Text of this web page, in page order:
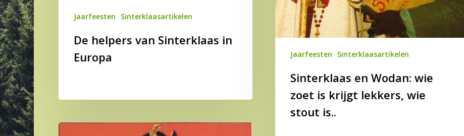
Jaarfeesten Sinterklaasartikelen
De helpers van Sinterklaas in
Europa
Jaarfeesten Sinterklaasartikelen
Sinterklaas en Wodan: wie
zoet is krijgt lekkers, wie
stout is..
De